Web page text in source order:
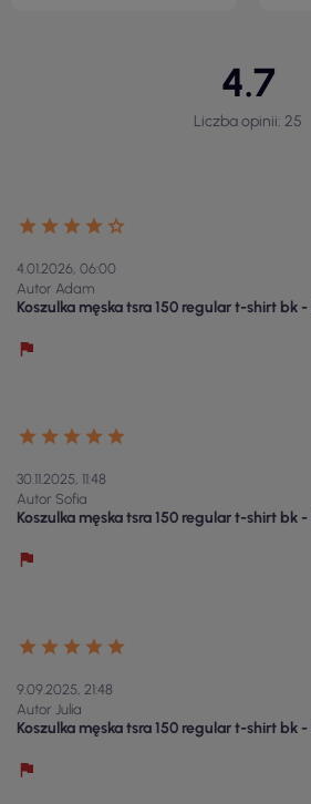
4.7
Liczba opinii: 25
4.01.2026, 06:00
Autor Adam
Koszulka męska tsra 150 regular t-shirt bk
30.11.2025, 11:48
Autor Sofia
Koszulka męska tsra 150 regular t-shirt bk
9.09.2025, 21:48
Autor Julia
Koszulka męska tsra 150 regular t-shirt bk